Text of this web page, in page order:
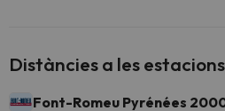
Distàncies a les
Font-Romeu Pyrénées